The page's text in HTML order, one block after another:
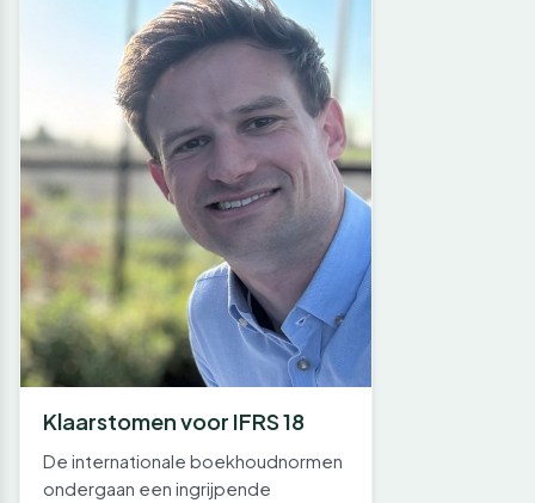
Klaarstomen voor IFRS 18
De internationale boekhoudnormen
ondergaan een ingrijpende